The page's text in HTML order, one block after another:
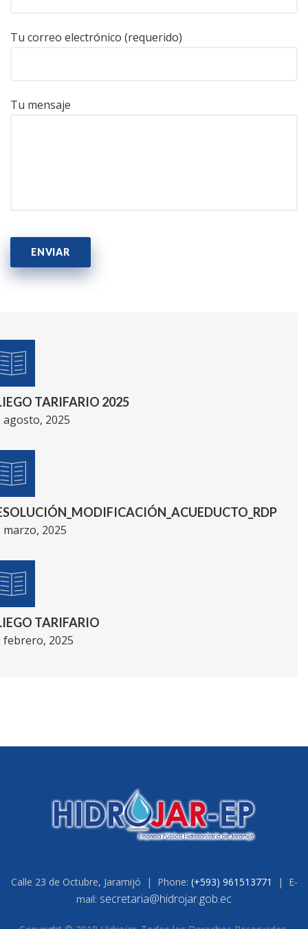
Tu correo electrónico (requerido)
Tu mensaje
TARIFARIO 2025
agosto, 2025
marzo, 2025
TARIFARIO
febrero, 2025
Calle 23 de Octubre, Jaramijó | Phone: (+593) 961513771
| E-
mail: secretaria@hidrojar.gob.ec